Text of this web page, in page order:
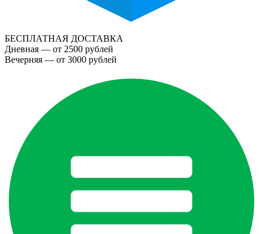
БЕСПЛАТНАЯ ДОСТАВКА
Дневная — от 2500 рублей
Вечерняя — от 3000 рублей